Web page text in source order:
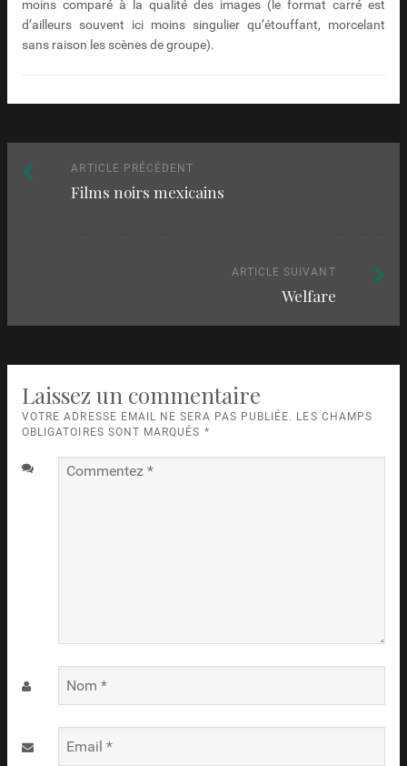
moins comparé à la qualité des images (le format carré est
d’ailleurs souvent ici moins singulier qu’étouffant, morcelant
sans raison les scènes de groupe).
Naviguez
parmi
ARTICLE PRÉCÉDENT
précédent
Films noirs mexicains
ARTICLE SUIVANT
Welfare
Article
Laissez un commentaire
VOTRE ADRESSE EMAIL NE SERA PAS PUBLIÉE. LES CHAMPS
OBLIGATOIRES SONT MARQUÉS *
Commentez
Nom
Email